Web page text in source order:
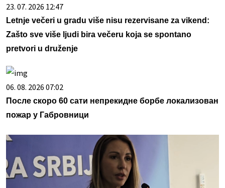
23. 07. 2026 12:47
Letnje večeri u gradu više nisu rezervisane za vikend:
Zašto sve više ljudi bira večeru koja se spontano
pretvori u druženje
06. 08. 2026 07:02
После скоро 60 сати непрекидне борбе локализован
пожар у Габровници